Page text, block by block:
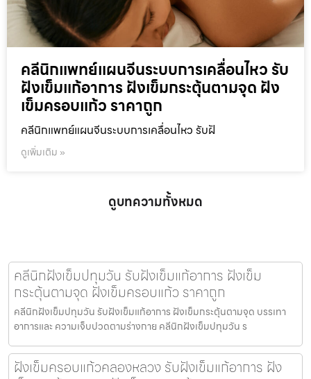
คลีนิกแพทย์แผนจีนระบบการเคลื่อนไหว รับ
ฝังเข็มแก้อาการ ฝังเข็มกระตุ้นตามจุด ฝัง
เข็มครอบแก้ว ราคาถูก
คลีนิกแพทย์แผนจีนระบบการเคลื่อนไหว รับฝั
ดูเพิ่มเติม »
ดูบทความทั้งหมด
คลีนิกฝังเข็มปทุมวัน รับฝังเข็มแก้อาการ ฝังเข็ม
กระตุ้นตามจุด ฝังเข็มครอบแก้ว ราคาถูก
คลีนิกฝังเข็มปทุมวัน รับฝังเข็มแก้อาการ ฝังเข็มกระตุ้นตามจุด บรรเทา
อาการและ ความเจ็บปวดตามร่างกาย คลีนิกฝังเข็มปทุมวัน ร
ฝังเข็มครอบแก้วคลองหลวง รับฝังเข็มแก้อาการ ฝัง